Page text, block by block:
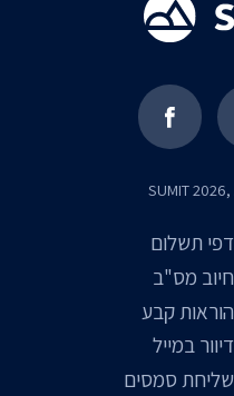
SUMIT
דפי תשלום
חיוב מס"ב
הוראות קבע
דיוור במייל
שליחת סמסים